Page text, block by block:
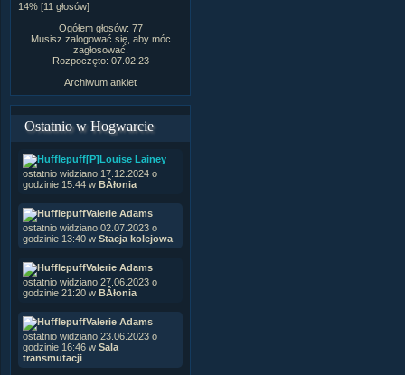
14% [11 głosów]
Ogółem głosów: 77
Musisz zalogować się, aby móc
zagłosować.
Rozpoczęto: 07.02.23
Archiwum ankiet
Ostatnio w Hogwarcie
[P]Louise Lainey
ostatnio widziano 17.12.2024 o
godzinie 15:44 w BÂłonia
Valerie Adams
ostatnio widziano 02.07.2023 o
godzinie 13:40 w Stacja kolejowa
Valerie Adams
ostatnio widziano 27.06.2023 o
godzinie 21:20 w BÂłonia
Valerie Adams
ostatnio widziano 23.06.2023 o
godzinie 16:46 w Sala
transmutacji